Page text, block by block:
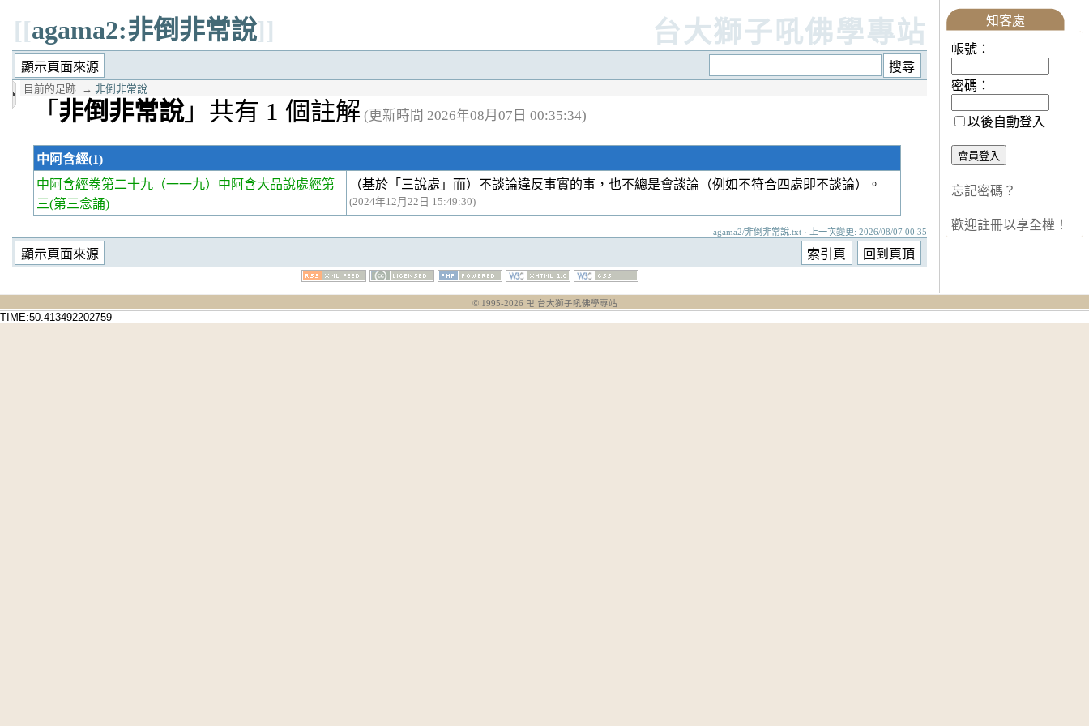
[[agama2:非倒非常說]] 台大獅子吼佛學專站
目前的足跡: → 非倒非常說
「 非倒非常說」共有 1 個註解 (更新時間 2026年08月07日 00:35:34)
中阿含經(1)
中阿含經卷第二十九 （一一九）中阿含大品說處經第
三(第三念誦)
（基於「三說處」而）不談論違反事實的事，也不總是會談論（例如不符合四處即不談論）。
(2024年12月22日 15:49:30)
agama2/非倒非常說.txt · 上一次變更: 2026/08/07 00:35
知客處
帳號：
密碼：
以後自動登入
忘記密碼？
歡迎註冊以享全權！
© 1995-2026 卍 台大獅子吼佛學專站
TIME:50.413492202759